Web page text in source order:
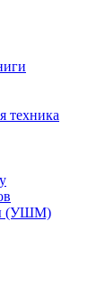
техника
(УШМ)